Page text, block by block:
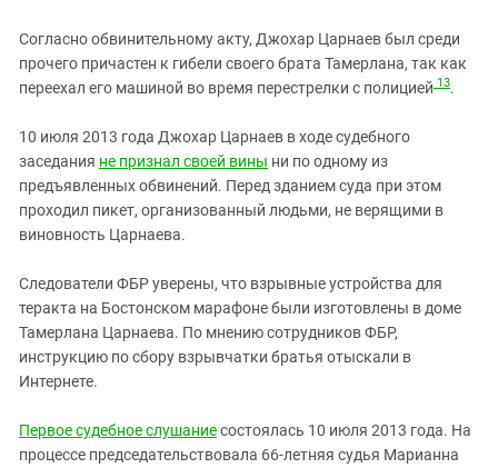
Согласно обвинительному акту, Джохар Царнаев был среди
прочего причастен к гибели своего брата Тамерлана, так как
переехал его машиной во время перестрелки с полицией 13.
10 июля 2013 года Джохар Царнаев в ходе судебного
заседания не признал своей вины ни по одному из
предъявленных обвинений. Перед зданием суда при этом
проходил пикет, организованный людьми, не верящими в
виновность Царнаева.
Следователи ФБР уверены, что взрывные устройства для
теракта на Бостонском марафоне были изготовлены в доме
Тамерлана Царнаева. По мнению сотрудников ФБР,
инструкцию по сбору взрывчатки братья отыскали в
Интернете.
Первое судебное слушаниесостоялась 10 июля 2013 года. На
процессе председательствовала 66-летняя судья Марианна